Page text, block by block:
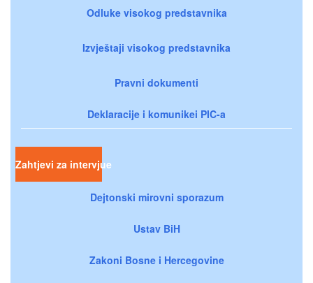
Odluke visokog predstavnika
Izvještaji visokog predstavnika
Pravni dokumenti
Deklaracije i komunikei PIC-a
Zahtjevi za intervjue
Dejtonski mirovni sporazum
Ustav BiH
Zakoni Bosne i Hercegovine